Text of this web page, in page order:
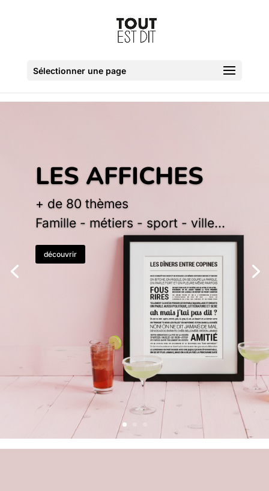
Sélectionner une page
LES AFFICHES
+ de 80 thèmes
Famille - métiers - sport - ville...
découvrir